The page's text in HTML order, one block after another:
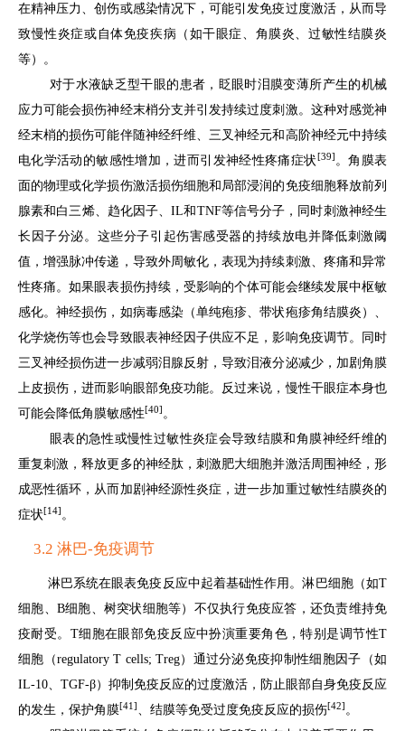
在精神压力、创伤或感染情况下，可能引发免疫过度激活，从而导
致慢性炎症或自体免疫疾病（如干眼症、角膜炎、过敏性结膜炎
等）。
对于水液缺乏型干眼的患者，眨眼时泪膜变薄所产生的机械
应力可能会损伤神经末梢分支并引发持续过度刺激。这种对感觉神
经末梢的损伤可能伴随神经纤维、三叉神经元和高阶神经元中持续
电化学活动的敏感性增加，进而引发神经性疼痛症状 [39] 。角膜表
面的物理或化学损伤激活损伤细胞和局部浸润的免疫细胞释放前列
腺素和白三烯、趋化因子、IL和TNF等信号分子，同时刺激神经生
长因子分泌。这些分子引起伤害感受器的持续放电并降低刺激阈
值，增强脉冲传递，导致外周敏化，表现为持续刺激、疼痛和异常
性疼痛。如果眼表损伤持续，受影响的个体可能会继续发展中枢敏
感化。神经损伤，如病毒感染（单纯疱疹、带状疱疹角结膜炎）、
化学烧伤等也会导致眼表神经因子供应不足，影响免疫调节。同时
三叉神经损伤进一步减弱泪腺反射，导致泪液分泌减少，加剧角膜
上皮损伤，进而影响眼部免疫功能。反过来说，慢性干眼症本身也
可能会降低角膜敏感性[40] 。
眼表的急性或慢性过敏性炎症会导致结膜和角膜神经纤维的
重复刺激，释放更多的神经肽，刺激肥大细胞并激活周围神经，形
成恶性循环，从而加剧神经源性炎症，进一步加重过敏性结膜炎的
症状[14] 。
3.2 淋巴-免疫调节
淋巴系统在眼表免疫反应中起着基础性作用。淋巴细胞（如T
细胞、B细胞、树突状细胞等）不仅执行免疫应答，还负责维持免
疫耐受。T细胞在眼部免疫反应中扮演重要角色，特别是调节性T
细胞（regulatory T cells; Treg）通过分泌免疫抑制性细胞因子（如
IL-10、TGF-β）抑制免疫反应的过度激活，防止眼部自身免疫反应
的发生，保护角膜[41] 、结膜等免受过度免疫反应的损伤[42] 。